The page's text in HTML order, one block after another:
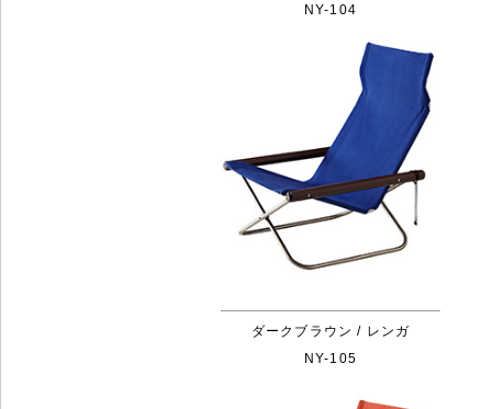
NY-104
ダークブラウン / レンガ
NY-105